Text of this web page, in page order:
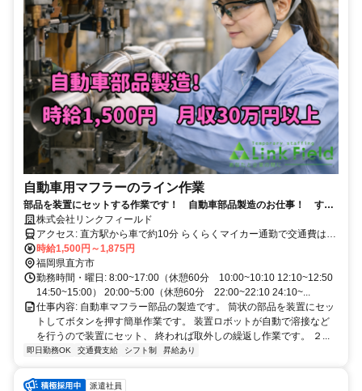
自動車用マフラーのライン作業
部品を装置にセットする作業です！ 自動車部品製造のお仕事！ すぐ
に見学できます！
株式会社リンクフィールド
アクセス: 直方駅から車で約10分 らくらくマイカー通勤で交通費は
1km辺り16円の実費支給
時給1,500円～1,875円
福岡県直方市
勤務時間・曜日: 8:00~17:00（休憩60分 10:00~10:10 12:10~12:50
14:50~15:00） 20:00~5:00（休憩60分 22:00~22:10 24:10~...
仕事内容: 自動車マフラー部品の製造です。 筒状の部品を装置にセッ
トしてボタンを押す簡単作業です。 装置ロボットが自動で溶接など
を行うので装置にセット、 終われば取外しの繰返し作業です。 ２...
即日勤務OK 交通費支給 シフト制 昇給あり
派遣社員